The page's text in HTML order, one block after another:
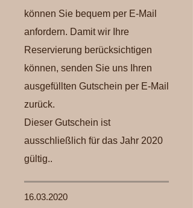
können Sie bequem per E-Mail
anfordern. Damit wir Ihre
Reservierung berücksichtigen
können, senden Sie uns Ihren
ausgefüllten Gutschein per E-Mail
zurück.
Dieser Gutschein ist
ausschließlich für das Jahr 2020
gültig..
16.03.2020